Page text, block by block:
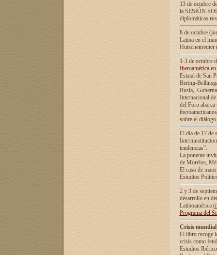
13 de octubre
la SESIÓN
diplomáticas
8 de octubre
Latina en el
1-3 de octubre
Iberoamérica
Estatal de San
Bering-
Rusia,
Internacional
del Foro
sobre el
El dia de 17 de
tendencias”.
La ponente
de Morelos,
El caso de
Estudios
2 y 3 de
desarrollo en
Latinoamérica (
Programa del
Crisis
El libro recoge
crisis como
Estudios